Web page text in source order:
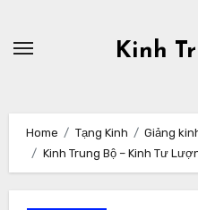
Kinh
Home Tạng Kinh
Giảng
Kinh Trung Bộ – Kinh Tư